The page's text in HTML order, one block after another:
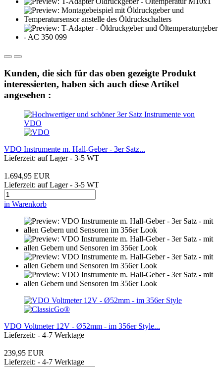
Kunden, die sich für das oben gezeigte Produkt
interessierten, haben sich auch diese Artikel
angesehen :
VDO Instrumente m. Hall-Geber - 3er Satz...
Lieferzeit: auf Lager - 3-5 WT
1.694,95 EUR
Lieferzeit: auf Lager - 3-5 WT
in Warenkorb
VDO Voltmeter 12V - Ø52mm - im 356er Style...
Lieferzeit: - 4-7 Werktage
239,95 EUR
Lieferzeit: - 4-7 Werktage